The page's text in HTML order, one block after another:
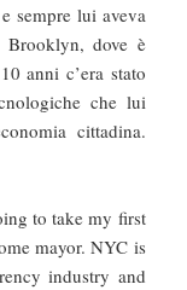
sempre lui aveva
Brooklyn, dove è
anni c’era stato
che lui
cittadina.
to take my first
mayor. NYC is
industry and